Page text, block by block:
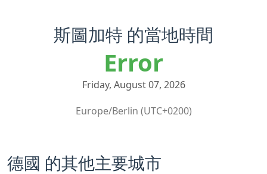
斯圖加特 的當地時間
Error
Friday, August 07, 2026
Europe/Berlin (UTC+0200)
德國 的其他主要城市